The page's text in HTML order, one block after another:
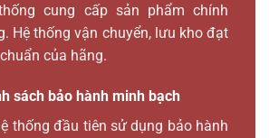
cung cấp sản phẩm chính
Hệ thống vận chuyển, lưu kho đạt
của hãng.
sách bảo hành minh bạch
thống đầu tiên sử dụng bảo hành